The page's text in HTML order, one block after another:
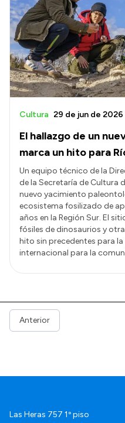
El hallazgo de un
marca un hito para
Cultura 29 de jun de 2026
Un equipo técnico de la
de la Secretaría de Cultura
nuevo yacimiento
ecosistema fosilizado de
años en la Región Sur. El
fósiles de dinosaurios y
hito sin precedentes para
internacional para la
Anterior
Las Heras 757 1º piso